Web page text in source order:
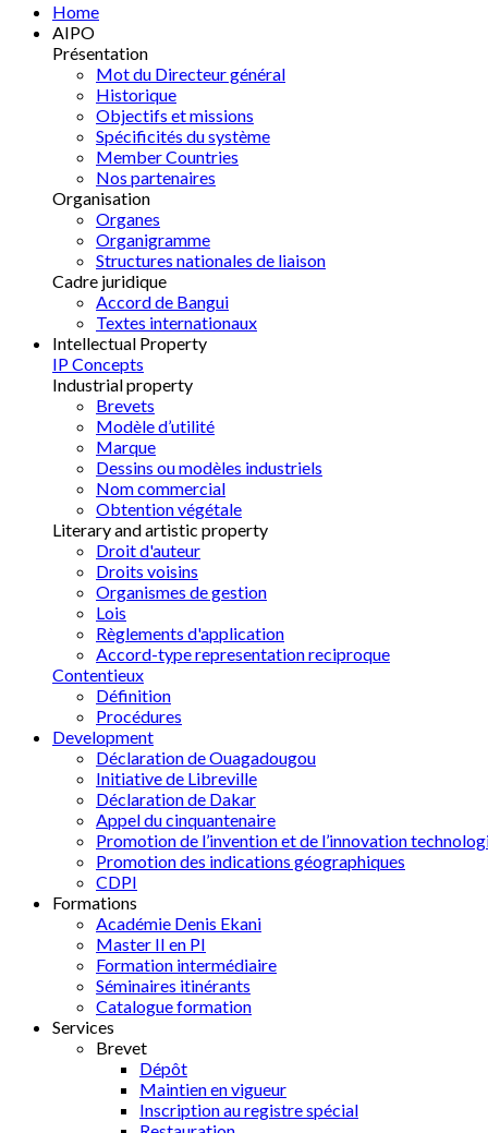
Home
AIPO
Présentation
Mot du Directeur général
Historique
Objectifs et missions
Spécificités du système
Member Countries
Nos partenaires
Organisation
Organes
Organigramme
Structures nationales de liaison
Cadre juridique
Accord de Bangui
Textes internationaux
Intellectual Property
IP Concepts
Industrial property
Brevets
Modèle d’utilité
Marque
Dessins ou modèles industriels
Nom commercial
Obtention végétale
Literary and artistic property
Droit d'auteur
Droits voisins
Organismes de gestion
Lois
Règlements d'application
Accord-type representation reciproque
Contentieux
Définition
Procédures
Development
Déclaration de Ouagadougou
Initiative de Libreville
Déclaration de Dakar
Appel du cinquantenaire
Promotion de l’invention et de l’innovation
Promotion des indications géographiques
CDPI
Formations
Académie Denis Ekani
Master II en PI
Formation intermédiaire
Séminaires itinérants
Catalogue formation
Services
Brevet
Dépôt
Maintien en vigueur
Inscription au registre spécial